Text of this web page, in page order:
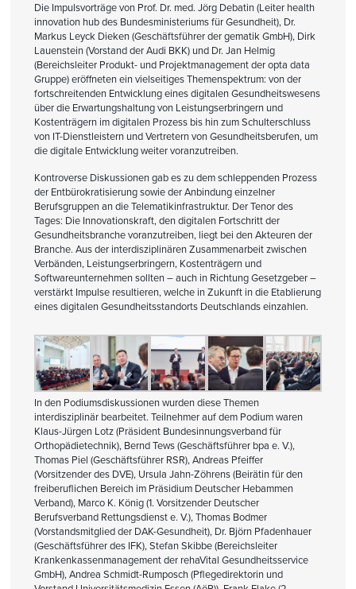
Die Impulsvorträge von Prof. Dr. med. Jörg Debatin (Leiter health
innovation hub des Bundesministeriums für Gesundheit), Dr.
Markus Leyck Dieken (Geschäftsführer der gematik GmbH), Dirk
Lauenstein (Vorstand der Audi BKK) und Dr. Jan Helmig
(Bereichsleiter Produkt- und Projektmanagement der opta data
Gruppe) eröffneten ein vielseitiges Themenspektrum: von der
fortschreitenden Entwicklung eines digitalen Gesundheitswesens
über die Erwartungshaltung von Leistungserbringern und
Kostenträgern im digitalen Prozess bis hin zum Schulterschluss
von IT-Dienstleistern und Vertretern von Gesundheitsberufen, um
die digitale Entwicklung weiter voranzutreiben.
Kontroverse Diskussionen gab es zu dem schleppenden Prozess
der Entbürokratisierung sowie der Anbindung einzelner
Berufsgruppen an die Telematikinfrastruktur. Der Tenor des
Tages: Die Innovationskraft, den digitalen Fortschritt der
Gesundheitsbranche voranzutreiben, liegt bei den Akteuren der
Branche. Aus der interdisziplinären Zusammenarbeit zwischen
Verbänden, Leistungserbringern, Kostenträgern und
Softwareunternehmen sollten – auch in Richtung Gesetzgeber –
verstärkt Impulse resultieren, welche in Zukunft in die Etablierung
eines digitalen Gesundheitsstandorts Deutschlands einzahlen.
In den Podiumsdiskussionen wurden diese Themen
interdisziplinär bearbeitet. Teilnehmer auf dem Podium waren
Klaus-Jürgen Lotz (Präsident Bundesinnungsverband für
Orthopädietechnik), Bernd Tews (Geschäftsführer bpa e. V.),
Thomas Piel (Geschäftsführer RSR), Andreas Pfeiffer
(Vorsitzender des DVE), Ursula Jahn-Zöhrens (Beirätin für den
freiberuflichen Bereich im Präsidium Deutscher Hebammen
Verband), Marco K. König (1. Vorsitzender Deutscher
Berufsverband Rettungsdienst e. V.), Thomas Bodmer
(Vorstandsmitglied der DAK-Gesundheit), Dr. Björn Pfadenhauer
(Geschäftsführer des IFK), Stefan Skibbe (Bereichsleiter
Krankenkassenmanagement der rehaVital Gesundheitsservice
GmbH), Andrea Schmidt-Rumposch (Pflegedirektorin und